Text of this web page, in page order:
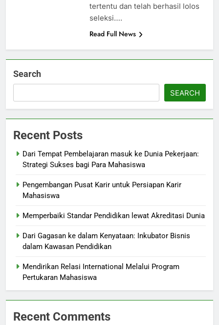
tertentu dan telah berhasil lolos
seleksi….
Read Full News
Search
SEARCH
Recent Posts
Dari Tempat Pembelajaran masuk ke Dunia Pekerjaan:
Strategi Sukses bagi Para Mahasiswa
Pengembangan Pusat Karir untuk Persiapan Karir
Mahasiswa
Memperbaiki Standar Pendidikan lewat Akreditasi Dunia
Dari Gagasan ke dalam Kenyataan: Inkubator Bisnis
dalam Kawasan Pendidikan
Mendirikan Relasi International Melalui Program
Pertukaran Mahasiswa
Recent Comments